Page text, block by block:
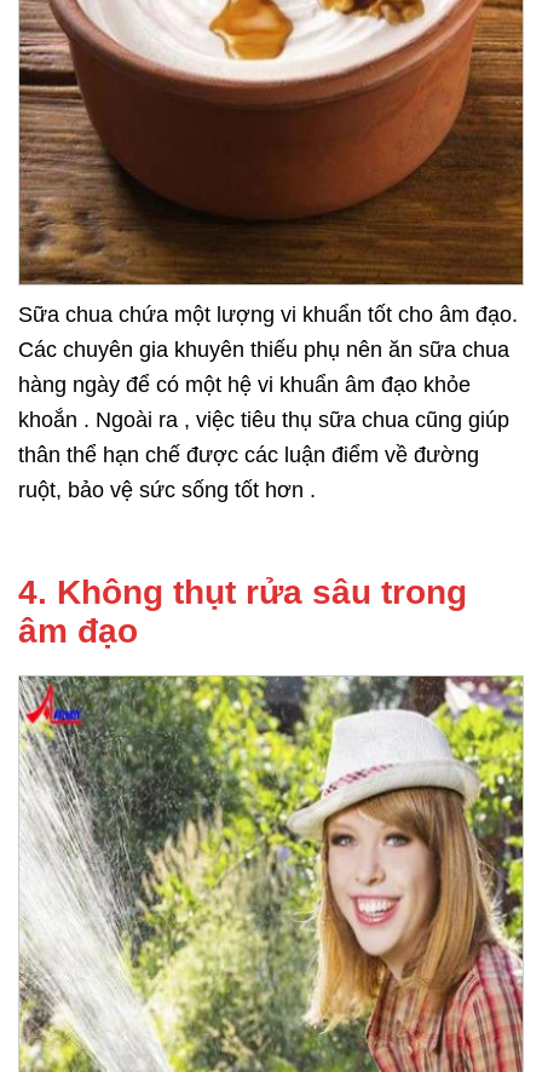
Sữa chua chứa một lượng vi khuẩn tốt cho âm đạo.
Các chuyên gia khuyên thiếu phụ nên ăn sữa chua
hàng ngày để có một hệ vi khuẩn âm đạo khỏe
khoắn . Ngoài ra , việc tiêu thụ sữa chua cũng giúp
thân thể hạn chế được các luận điểm về đường
ruột, bảo vệ sức sống tốt hơn .
4. Không thụt rửa sâu trong
âm đạo